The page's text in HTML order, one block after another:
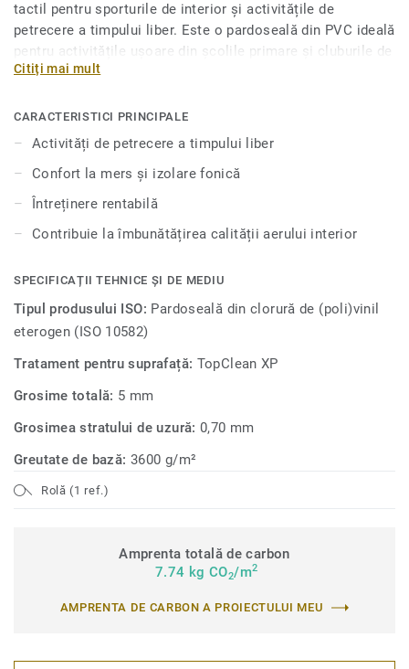
tactil pentru sporturile de interior și activitățile de
petrecere a timpului liber. Este o pardoseală din PVC ideală
pentru activitățile ușoare din școlile primare și cluburile de
fitness și de box. Este tratată cu protecția pentru suprafețe
rentabilă.
Citiți mai mult
CARACTERISTICI PRINCIPALE
Activități de petrecere a timpului liber
Confort la mers și izolare fonică
Întreținere rentabilă
Contribuie la îmbunătățirea calității aerului interior
SPECIFICAȚII TEHNICE ȘI DE MEDIU
Tipul produsului ISO: Pardoseală din clorură de (poli)vinil
eterogen (ISO 10582)
Tratament pentru suprafață: TopClean XP
Grosime totală: 5 mm
Grosimea stratului de uzură:0,70 mm
Greutate de bază: 3600 g/m²
Rolă (1 ref.)
Amprenta totală de carbon
7.74 kg CO2/m2
AMPRENTA DE CARBON A PROIECTULUI MEU